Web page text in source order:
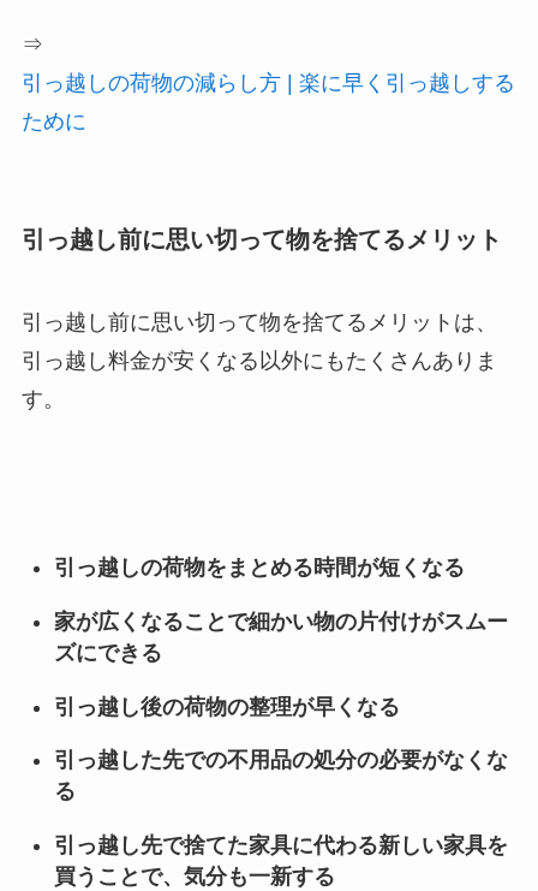
⇒
引っ越しの荷物の減らし方 | 楽に早く引っ越しする
ために
引っ越し前に思い切って物を捨てるメリット
引っ越し前に思い切って物を捨てるメリットは、
引っ越し料金が安くなる以外にもたくさんありま
す。
引っ越しの荷物をまとめる時間が短くなる
家が広くなることで細かい物の片付けがスムー
ズにできる
引っ越し後の荷物の整理が早くなる
引っ越した先での不用品の処分の必要がなくな
る
引っ越し先で捨てた家具に代わる新しい家具を
買うことで、気分も一新する